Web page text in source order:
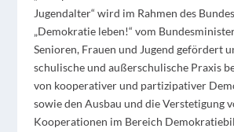
Jugendalter“ wird im Rahmen des
„Demokratie leben!“ vom
Senioren, Frauen und Jugend gefördert
schulische und außerschulische Praxis
von kooperativer und partizipativer
sowie den Ausbau und die Verstetigung
Kooperationen im Bereich